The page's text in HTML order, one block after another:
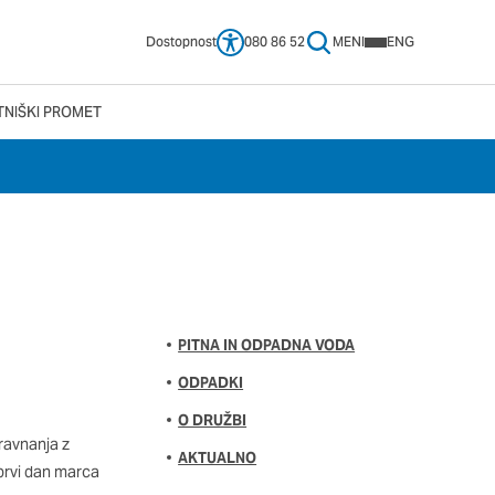
Dostopnost 080 86 52 MENI ENG
PROMET
z
dan marca
PITNA IN ODPADNA VODA
ODPADKI
O DRUŽBI
AKTUALNO
uporabniško
izklopiti. Običajno
Vedno aktivni